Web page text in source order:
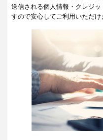
送信される個人情報・クレジ
すので安心してご利用いただけ